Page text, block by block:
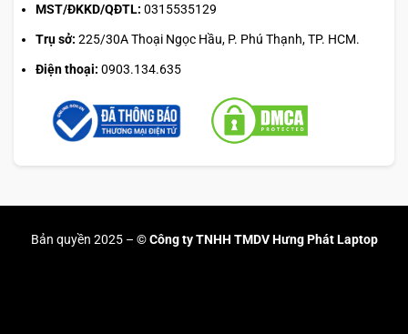
MST/ĐKKD/QĐTL: 0315535129
Trụ sở: 225/30A Thoại Ngọc Hầu, P. Phú Thạnh, TP. HCM.
Điện thoại: 0903.134.635
Bản quyền 2025 – © Công ty TNHH TMDV Hưng Phát Laptop